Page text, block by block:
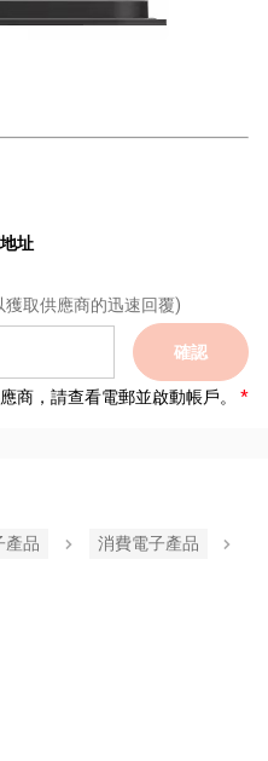
址
取供應商的迅速回覆)
確認
商，請查看電郵並啟動帳戶。
產品
消費電子產品